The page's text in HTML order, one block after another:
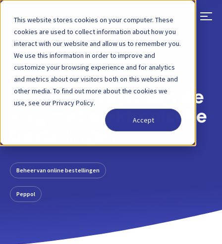
This website stores cookies on your computer. These
cookies are used to collect information about how you
interact with our website and allow us to remember you.
We use this information in order to improve and
customize your browsing experience and for analytics
and metrics about our visitors both on this website and
other media. To find out more about the cookies we
use, see our Privacy Policy.
Accept
TERUG BLOGBERICHT 19 NOVEMBER 2024
Peppol voor
ontwikkelaars: aan de
slag met elektronische
bestellingen
Beheer van online bestellingen
Peppol